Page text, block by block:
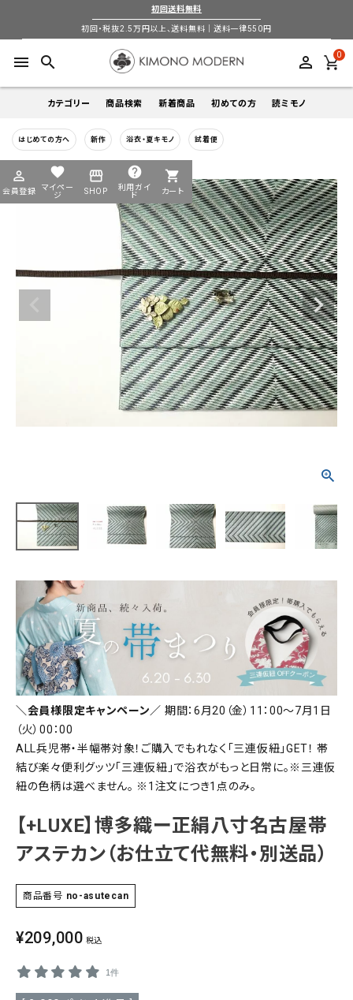
初回送料無料
初回・税抜2.5万円以上、送料無料｜送料一律550円
menu search perm_identity 0
カテゴリー
着物
帯
商品検索
キーワードから探す
search
通年 5-9月 夏季以外通年 春 夏 秋 冬
カテゴリーから探す
襦袢 小物
カジュアル
在庫有 アーカイブ商品 セール商品
正絹 木綿・麻
価格から探す
0-5,000円 5,000-10,000円 10,000-20,000円
20,000-30,000円
色から探す
新着商品 初めての方 読ミモノ
はじめての方へ 新作 浴衣・夏キモノ 試着便
perm_identity
会員登録
favorite
マイペー
ジ
storefront
SHOP
help
利用ガイ
ド
shopping_cart
カート search
perm_identity 会員登録
襦袢
羽織
小物
新作・キャンペーン
SALE
帯結び動画
キモノ読ミモノ
SHOPPING GUIDE
ABOUT
INFORMATION
＼会員様限定キャンペーン／ 期間：6月20（金）11：00～7月1日
（火）00：00
ALL兵児帯・半幅帯対象！ご購入でもれなく「三連仮紐」GET！ 帯
結び楽々便利グッツ「三連仮紐」で浴衣がもっと日常に。※三連仮
紐の色柄は選べません。 ※1注文につき1点のみ。
【+LUXE】博多織ー正絹八寸名古屋帯
アステカン（お仕立て代無料・別送品）
商品番号 no-asutecan
¥209,000 税込
1件